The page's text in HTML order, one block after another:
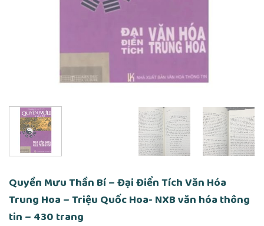
Quyền Mưu Thần Bí – Đại Điển Tích Văn Hóa
Trung Hoa – Triệu Quốc Hoa- NXB văn hóa thông
tin – 430 trang